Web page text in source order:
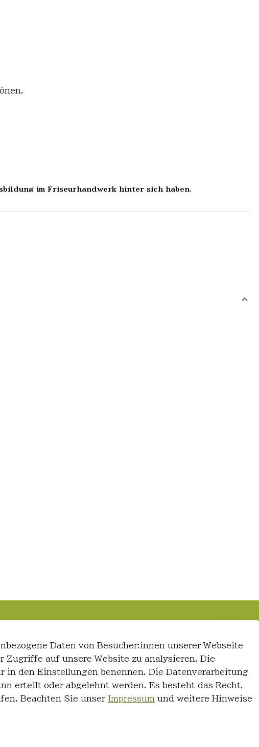
im Friseurhandwerk hinter sich haben.
Daten von Besucher:innen unserer Webseite
Zugriffe auf unsere Website zu analysieren. Die
den Einstellungen benennen. Die Datenverarbeitung
erteilt oder abgelehnt werden. Es besteht das Recht,
Beachten Sie unser Impressum und weitere Hinweise